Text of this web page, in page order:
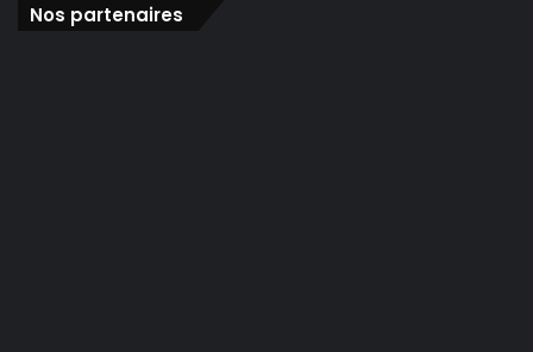
Nos partenaires